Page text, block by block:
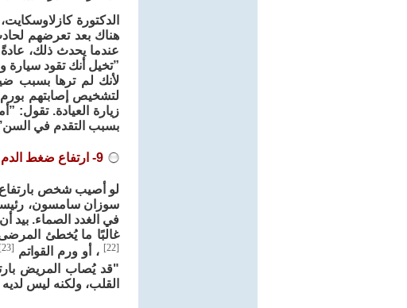
الدكتورة
هناك بعد تعرضهم
عندما يحدث ذلك،
”تخيل أنك تقود
لأنك لم ترها بسبب
لتشخيص إصابتهم بورم
زيارة العيادة. تقول:
بسبب التقدم في
9- ارتفاع ضغط الدم إلى مستوى خطير
لو أصيب شخص بارتفاع
سوزان سامسون، رئيسة
في الغدد الصماء. بيد
غالبًا ما يُخطئ
[22] ، أو ورم القواتم [23]
"قد يُصاب المريض
القلب، ولكنه ليس